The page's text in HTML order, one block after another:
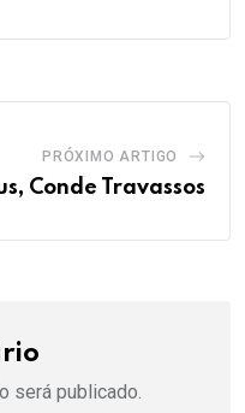
PRÓXIMO ARTIGO
Conde Travassos
será publicado.